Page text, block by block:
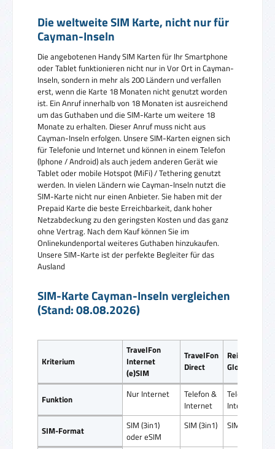
Die weltweite SIM Karte, nicht nur für
Cayman-Inseln
Die angebotenen Handy SIM Karten für Ihr Smartphone
oder Tablet funktionieren nicht nur in Vor Ort in Cayman-
Inseln, sondern in mehr als 200 Ländern und verfallen
erst, wenn die Karte 18 Monaten nicht genutzt worden
ist. Ein Anruf innerhalb von 18 Monaten ist ausreichend
um das Guthaben und die SIM-Karte um weitere 18
Monate zu erhalten. Dieser Anruf muss nicht aus
Cayman-Inseln erfolgen. Unsere SIM-Karten eignen sich
für Telefonie und Internet und können in einem Telefon
(Iphone / Android) als auch jedem anderen Gerät wie
Tablet oder mobile Hotspot (MiFi) / Tethering genutzt
werden. In vielen Ländern wie Cayman-Inseln nutzt die
SIM-Karte nicht nur einen Anbieter. Sie haben mit der
Prepaid Karte die beste Erreichbarkeit, dank hoher
Netzabdeckung zu den geringsten Kosten und das ganz
ohne Vertrag. Nach dem Kauf können Sie im
Onlinekundenportal weiteres Guthaben hinzukaufen.
Unsere SIM-Karte ist der perfekte Begleiter für das
Ausland
SIM-Karte Cayman-Inseln vergleichen
(Stand: 08.08.2026)
Kriterium
TravelFon
Internet
(e)SIM
TravelFon
Direct
ReiseSIM
Global SIM
Funktion Nur Internet
Telefon &
Internet
Telefon &
Internet
SIM-Format
SIM (3in1)
oder eSIM
SIM (3in1) SIM (3in1)